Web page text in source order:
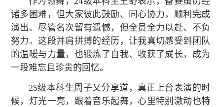
诸多困难，但大家彼此鼓励、同心协力，顺利完成
演出。尽管名次留有遗憾，但全员全力以赴、不负
努力。这段并肩拼搏的经历，让我真切感受到团队
的温暖与力量，也锻炼了自我、收获了成长，成为
一段难忘且珍贵的回忆。
25级本科生周子乂分享道，真正上台表演的时
候，灯光一亮，跟着音乐起舞，心里特别激动也特